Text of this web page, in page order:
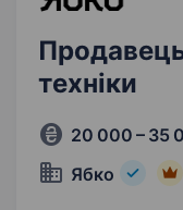
техніки
20 000 – 35
Ябко